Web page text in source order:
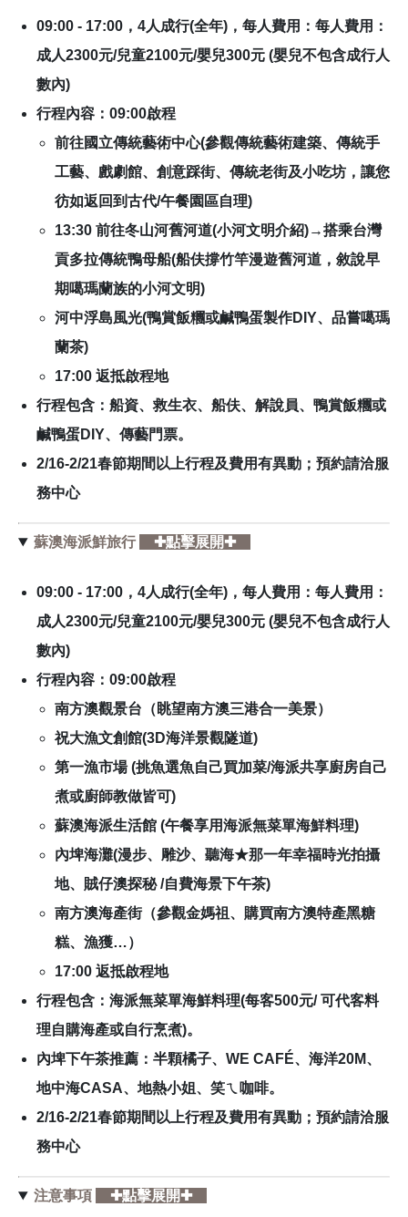
09:00 - 17:00，4人成行(全年)，每人費用：每人費用：
成人2300元/兒童2100元/嬰兒300元 (嬰兒不包含成行人
數內)
行程內容：09:00啟程
前往國立傳統藝術中心(參觀傳統藝術建築、傳統手
工藝、戲劇館、創意踩街、傳統老街及小吃坊，讓您
彷如返回到古代/午餐園區自理)
13:30 前往冬山河舊河道(小河文明介紹)→搭乘台灣
貢多拉傳統鴨母船(船伕撐竹竿漫遊舊河道，敘說早
期噶瑪蘭族的小河文明)
河中浮島風光(鴨賞飯糰或鹹鴨蛋製作DIY、品嘗噶瑪
蘭茶)
17:00 返抵啟程地
行程包含：船資、救生衣、船伕、解說員、鴨賞飯糰或
鹹鴨蛋DIY、傳藝門票。
2/16-2/21春節期間以上行程及費用有異動；預約請洽服
務中心
蘇澳海派鮮旅行 ✚點擊展開✚
09:00 - 17:00，4人成行(全年)，每人費用：每人費用：
成人2300元/兒童2100元/嬰兒300元 (嬰兒不包含成行人
數內)
行程內容：09:00啟程
南方澳觀景台（眺望南方澳三港合一美景）
祝大漁文創館(3D海洋景觀隧道)
第一漁市場 (挑魚選魚自己買加菜/海派共享廚房自己
煮或廚師教做皆可)
蘇澳海派生活館 (午餐享用海派無菜單海鮮料理)
內埤海灘(漫步、雕沙、聽海★那一年幸福時光拍攝
地、賊仔澳探秘 /自費海景下午茶)
南方澳海產街（參觀金媽祖、購買南方澳特產黑糖
糕、漁獲…）
17:00 返抵啟程地
行程包含：海派無菜單海鮮料理(每客500元/ 可代客料
理自購海產或自行烹煮)。
內埤下午茶推薦：半顆橘子、WE CAFÉ、海洋20M、
地中海CASA、地熱小姐、笑ㄟ咖啡。
2/16-2/21春節期間以上行程及費用有異動；預約請洽服
務中心
注意事項 ✚點擊展開✚